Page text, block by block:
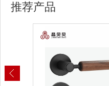
推荐产品